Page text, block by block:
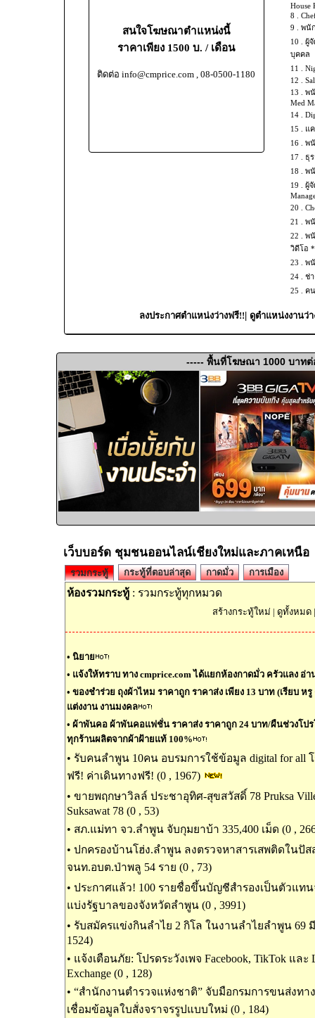
สนใจโฆษณาตำแหน่งนี้
ราคาเพียง 1500 บ. / เดือน
ติดต่อ info@cmprice.com , 08-0500-1180
House
8 .
9 . พนั
10 . ผู้
บุคคล
11 .
12 .
13 . พ
Med
14 .
15 .
แ
16 . พ
17 .
ธุ
18 . พ
19 . ผู้
20 .
21 . พ
22 . พ
วิดีโอ
23 . พ
24 . ช่
25 .
ค
ลงประกาศตำแหน่งว่างฟรี!!| ดูตำแหน่งงานว่
----- พื้นที่โฆษณา 1000 บาทต่
เว็บบอร์ด ชุมชนออนไลน์เชียงใหม่และภาคเหนือ
รวมกระทู้ กระทู้ที่ตอบล่าสุด กาดมั่ว การเมือง
ห้องรวมกระทู้ : รวมกระทู้ทุกหมวด
สร้างกระทู้ใหม่ | ดูทั้งหมด
• นิยาย
• แจ้งให้ทราบ ทาง cmprice.com ได้แยกห้องกาดมั่ว ครัวแลง อ่
• ของชำร่วย ถุงผ้าไหม ราคาถูก ราคาส่ง เพียง 13 บาท (เรียบ ห
แต่งงาน งานมงคล
• ผ้าพันคอ ผ้าพันคอแฟชั่น ราคาส่ง ราคาถูก 24 บาท/ผืนช่วงโป
ทุกร้านผลิตจากผ้าฝ้ายแท้ 100%
• รับคนลำพูน 10คน อบรมการใช้ข้อมูล digital for all
ฟรี! ค่าเดินทางฟรี! (0 , 1967)
• ขายพฤกษาวิลล์ ประชาอุทิศ-สุขสวัสดิ์ 78 Pruksa Ville
Suksawat 78 (0 , 53)
• สภ.แม่ทา จว.ลำพูน จับกุมยาบ้า 335,400 เม็ด (0 ,
• ปกครองบ้านโฮ่ง.ลำพูน ลงตรวจหาสารเสพติดในปัส
จนท.อบต.ป่าพลู 54 ราย (0 , 73)
• ประกาศแล้ว! 100 รายชื่อขึ้นบัญชีสำรองเป็นตัวแท
แบ่งรัฐบาลของจังหวัดลำพูน (0 , 3991)
• รับสมัครแข่งกินลำไย 2 กิโล ในงานลำไยลำพูน 69 มี
1524)
• แจ้งเตือนภัย: โปรดระวังเพจ Facebook, TikTok และ
Exchange (0 , 128)
• “สำนักงานตำรวจแห่งชาติ” จับมือกรมการขนส่งทา
เชื่อมข้อมูลใบสั่งจราจรรูปแบบใหม่ (0 , 184)